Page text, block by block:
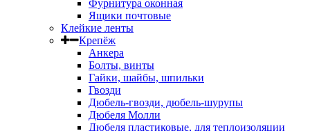
Фурнитура оконная
Ящики почтовые
Клейкие ленты
Крепёж
Анкера
Болты, винты
Гайки, шайбы, шпильки
Гвозди
Дюбель-гвозди, дюбель-шурупы
Дюбеля Молли
Дюбеля пластиковые, для теплоизоляции